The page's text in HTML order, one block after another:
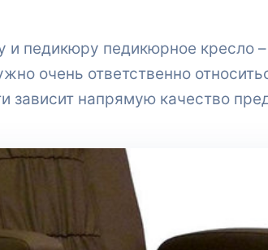
педикюру педикюрное кресло
очень ответственно
зависит напрямую качество